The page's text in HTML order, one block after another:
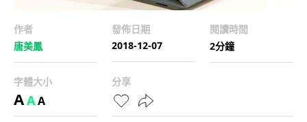
作者
唐美鳳
發佈日期
2018-12-07
閱讀時間
2分鐘
字體大小
AAA
分享